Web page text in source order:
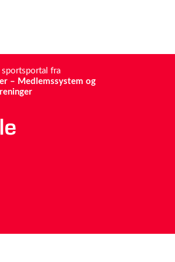
fra
– Medlemssystem og